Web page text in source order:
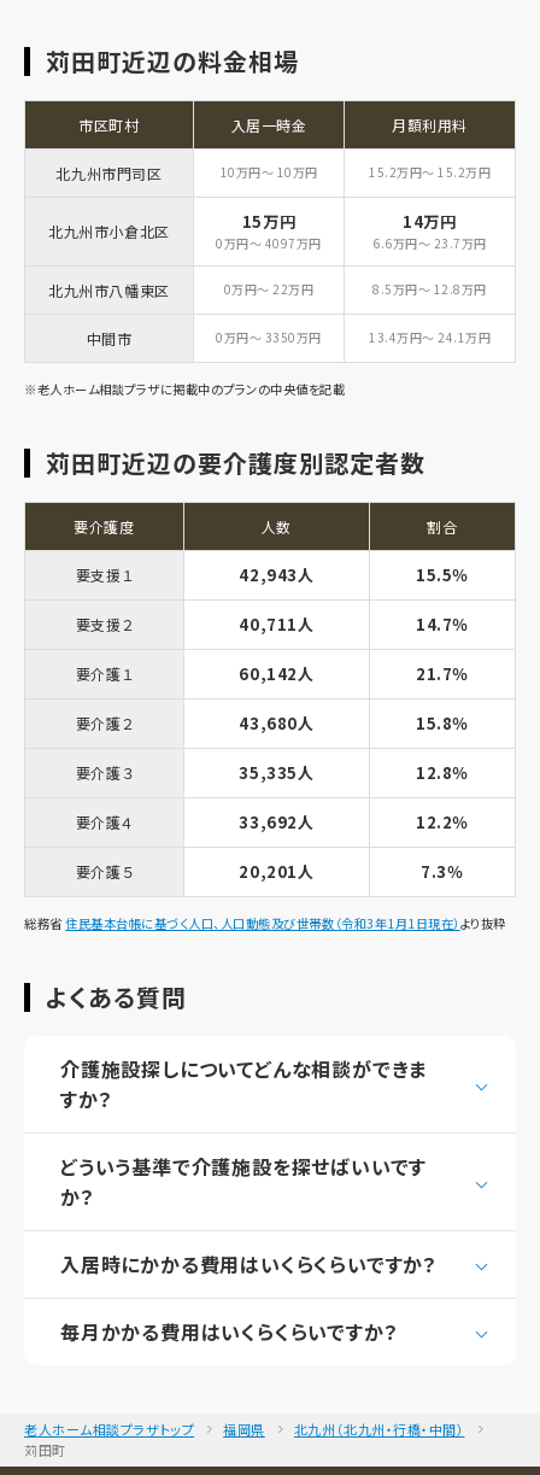
苅田町近辺の料金相場
市区町村 入居一時金 月額利用料
北九州市門司区 10万円～ 10万円 15.2万円～ 15.2万円
北九州市小倉北区 15万円
0万円～ 4097万円
14万円
6.6万円～ 23.7万円
北九州市八幡東区 0万円～ 22万円 8.5万円～ 12.8万円
中間市 0万円～ 3350万円 13.4万円～ 24.1万円
※老人ホーム相談プラザに掲載中のプランの中央値を記載
苅田町近辺の要介護度別認定者数
要介護度 人数 割合
要支援１ 42,943人 15.5％
要支援２ 40,711人 14.7％
要介護１ 60,142人 21.7％
要介護２ 43,680人 15.8％
要介護３ 35,335人 12.8％
要介護４ 33,692人 12.2％
要介護５ 20,201人 7.3％
総務省住民基本台帳に基づく人口、人口動態及び世帯数（令和3年1月1日現在） より抜粋
よくある質問
介護施設探しについてどんな相談ができま
すか？
どういう基準で介護施設を探せばいいです
か？
入居時にかかる費用はいくらくらいですか？
毎月かかる費用はいくらくらいですか？
老人ホーム相談プラザトップ 福岡県
北九州（北九州・行橋・中間）
苅田町